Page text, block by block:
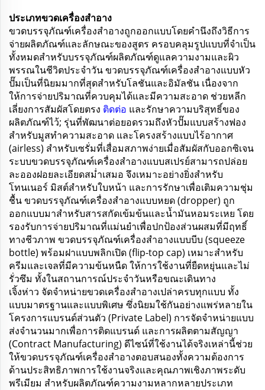
ประเภทขวดเครื่องสำอาง
ขวดบรรจุภัณฑ์เครื่องสำอางถูกออกแบบโดยคำนึงถึงวิธีการ
จ่ายผลิตภัณฑ์และลักษณะของสูตร ครอบคลุมรูปแบบที่จำเป็น
ทั้งหมดสำหรับบรรจุภัณฑ์ผลิตภัณฑ์ดูแลความงามและผิว
พรรณในชีวิตประจำวัน ขวดบรรจุภัณฑ์เครื่องสำอางแบบหัว
ปั๊มเป็นที่นิยมมากที่สุดสำหรับโลชันและอิมัลชัน เนื่องจาก
ให้การจ่ายปริมาณที่ควบคุมได้และมีความสะอาด ช่วยหลีก
เลี่ยงการสัมผัสโดยตรง ติดต่อ และรักษาความบริสุทธิ์ของ
ผลิตภัณฑ์ไว้; รุ่นที่พัฒนาต่อยอดรวมถึงหัวปั๊มแบบสร้างฟอง
สำหรับมูสทำความสะอาด และโครงสร้างแบบไร้อากาศ
(airless) สำหรับเซรั่มที่เสื่อมสภาพง่ายเมื่อสัมผัสกับออกซิเจน
ระบบขวดบรรจุภัณฑ์เครื่องสำอางแบบสเปรย์สามารถปล่อย
ละอองฝอยละเอียดสม่ำเสมอ จึงเหมาะอย่างยิ่งสำหรับ
โทนเนอร์ มิสต์สำหรับใบหน้า และการรักษาเพื่อเติมความชุ่ม
ชื้น ขวดบรรจุภัณฑ์เครื่องสำอางแบบหยด (dropper) ถูก
ออกแบบมาสำหรับสารสกัดเข้มข้นและน้ำมันหอมระเหย โดย
รองรับการจ่ายปริมาณที่แม่นยำเพื่อปกป้องส่วนผสมที่มีฤทธิ์
ทางชีวภาพ ขวดบรรจุภัณฑ์เครื่องสำอางแบบบีบ (squeeze
bottle) พร้อมฝาแบบพลิกเปิด (flip-top cap) เหมาะสำหรับ
ครีมและเจลที่มีความข้นหนืด ให้การใช้งานที่ยืดหยุ่นและไม่
รั่วซึม ทั้งในสถานการณ์ประจำวันหรือขณะเดินทาง
เจิ้งห่าว จัดจำหน่ายขวดเครื่องสำอางเปล่าครบทุกแบบ ทั้ง
แบบมาตรฐานและแบบพิเศษ ซึ่งนิยมใช้กันอย่างแพร่หลายใน
โครงการแบรนด์ส่วนตัว (Private Label) การจัดจำหน่ายแบบ
ส่งจำนวนมากเพื่อการติดแบรนด์ และการผลิตตามสัญญา
(Contract Manufacturing) ดีไซน์ที่ใช้งานได้จริงเหล่านี้ช่วย
ให้ขวดบรรจุภัณฑ์เครื่องสำอางตอบสนองทั้งความต้องการ
ด้านประสิทธิภาพการใช้งานจริงและคุณภาพเชิงภาพระดับ
พรีเมียม สำหรับผลิตภัณฑ์ความงามหลากหลายประเภท